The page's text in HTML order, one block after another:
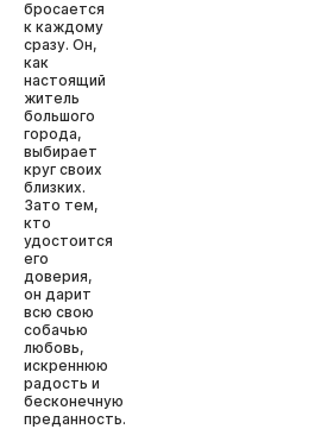
бросается
к каждому
сразу. Он,
как
настоящий
житель
большого
города,
выбирает
круг своих
близких.
Зато тем,
кто
удостоится
его
доверия,
он дарит
всю свою
собачью
любовь,
искреннюю
радость и
бесконечную
преданность.